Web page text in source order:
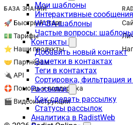
Мои шаблоны
Интерактивные сообщения
WABA-шаблоны
Частые вопросы:
Контакты
Добавить новый контакт
Заметки в контактах
Теги в контактах
Сортировка, фильтрация
Рассылки
Как сделать рассылку
Статусы рассылок
Аналитика в RadistWeb
БАЗА ЗНАНИЙ
🚀 Быстрый старт
💵 Тарифы
⭐ Наши продукты
🤝 Партнёрам
🔌 API
🛟 Помощь и поддержка
🎬 Видеоинструкции